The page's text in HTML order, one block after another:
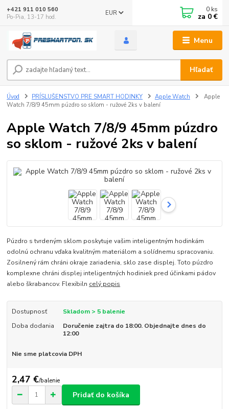
Menu
EUR
Hľadať
+421 911 010 560
Po-Pia, 13-17 hod.
0 ks
za 0 €
Úvod PRÍSLUŠENSTVO PRE SMART HODINKY Apple Watch
Apple
Watch 7/8/9 45mm púzdro so sklom - ružové 2ks v balení
Apple Watch 7/8/9 45mm púzdro
so sklom - ružové 2ks v balení
Púzdro s tvrdeným sklom poskytuje vašim inteligentným hodinkám
odolnú ochranu vďaka kvalitným materiálom a solídnemu spracovaniu.
Zosilnený rám chráni okraje zariadenia, sklo zase displej. Toto púzdro
komplexne chráni displej inteligentných hodiniek pred účinkami pádov
alebo škrabancov. Flexibiln celý popis
Dostupnosť
Skladom > 5 balenie
Doba dodania
Doručenie zajtra do 18:00. Objednajte dnes do
12:00
Nie sme platcovia DPH
2,47 €/balenie
Pridať do košíka